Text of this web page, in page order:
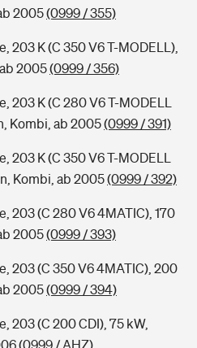
2005(0999 / 355)
203 K (C 350 V6 T-MODELL),
2005(0999 / 356)
203 K (C 280 V6 T-MODELL
Kombi, ab 2005(0999 / 391)
203 K (C 350 V6 T-MODELL
Kombi, ab 2005(0999 / 392)
203 (C 280 V6 4MATIC), 170
2005(0999 / 393)
203 (C 350 V6 4MATIC), 200
2005(0999 / 394)
203 (C 200 CDI), 75 kW,
(0999 / AHZ)